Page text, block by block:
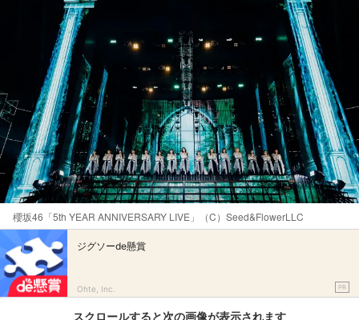
櫻坂46「5th YEAR ANNIVERSARY LIVE」（C）Seed&FlowerLLC
ジグソーde懸賞
Ohte, Inc. PR
スクロールすると次の画像が表示されます